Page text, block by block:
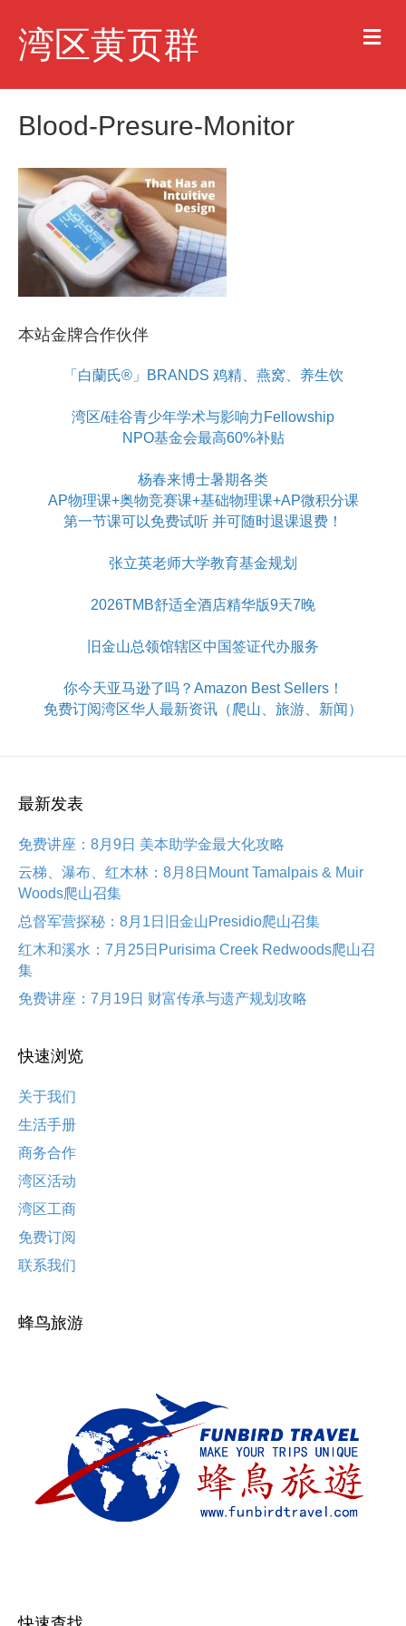
湾区黄页群 M
e
u
Blood-Presure-Monitor
本站金牌合作伙伴
「白蘭氏®」BRANDS 鸡精、燕窝、养生饮
湾区/硅谷青少年学术与影响力Fellowship
NPO基金会最高60%补贴
杨春来博士暑期各类
AP物理课+奥物竞赛课+基础物理课+AP微积分课
第一节课可以免费试听 并可随时退课退费！
张立英老师大学教育基金规划
2026TMB舒适全酒店精华版9天7晚
旧金山总领馆辖区中国签证代办服务
你今天亚马逊了吗？Amazon Best Sellers！
免费订阅湾区华人最新资讯（爬山、旅游、新闻）
最新发表
免费讲座：8月9日 美本助学金最大化攻略
云梯、瀑布、红木林：8月8日Mount Tamalpais & Muir
Woods爬山召集
总督军营探秘：8月1日旧金山Presidio爬山召集
红木和溪水：7月25日Purisima Creek Redwoods爬山召
集
免费讲座：7月19日 财富传承与遗产规划攻略
快速浏览
关于我们
生活手册
商务合作
湾区活动
湾区工商
免费订阅
联系我们
蜂鸟旅游